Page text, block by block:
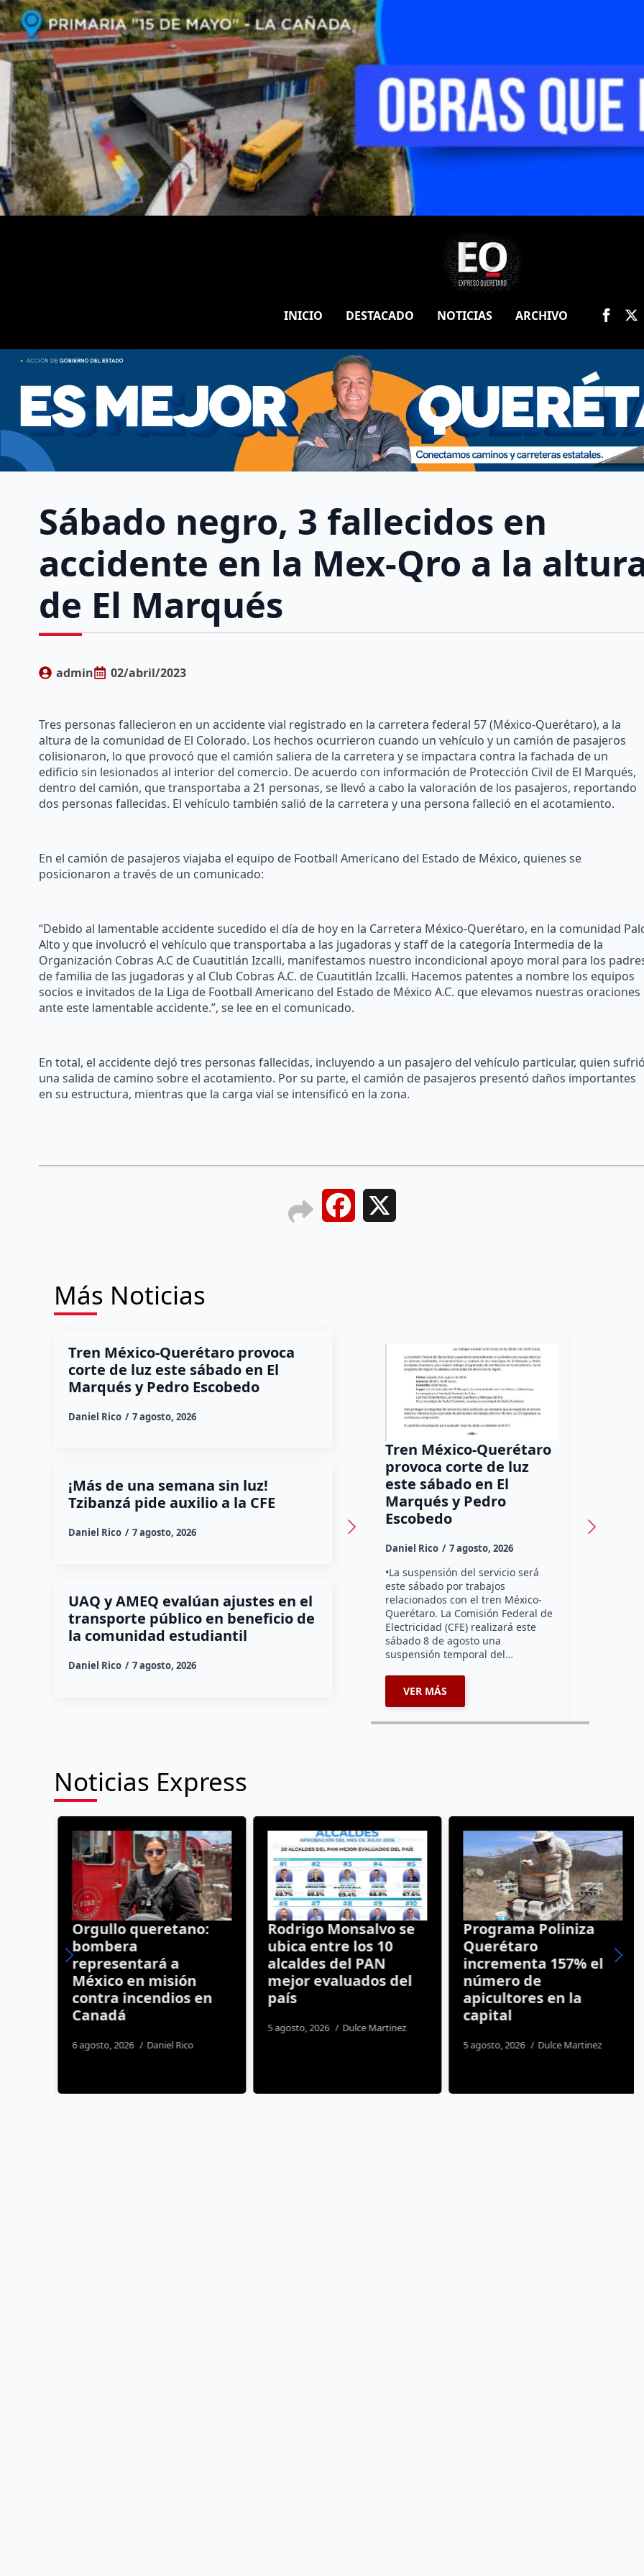
INICIO DESTACADO NOTICIAS ARCHIVO
Sábado negro, 3 fallecidos en
accidente en la Mex-Qro a la
de El Marqués
admin 02/abril/2023
Tres personas fallecieron en un accidente vial registrado en la carretera federal 57 (México-Querétaro), a la
altura de la comunidad de El Colorado. Los hechos ocurrieron cuando un vehículo y un camión de pasajeros
colisionaron, lo que provocó que el camión saliera de la carretera y se impactara contra la fachada de un
edificio sin lesionados al interior del comercio. De acuerdo con información de Protección Civil de El Marqués,
dentro del camión, que transportaba a 21 personas, se llevó a cabo la valoración de los pasajeros, reportando
dos personas fallecidas. El vehículo también salió de la carretera y una persona falleció en el acotamiento.
En el camión de pasajeros viajaba el equipo de Football Americano del Estado de México, quienes se
posicionaron a través de un comunicado:
“Debido al lamentable accidente sucedido el día de hoy en la Carretera México-Querétaro, en la comunidad
Alto y que involucró el vehículo que transportaba a las jugadoras y staff de la categoría Intermedia de la
Organización Cobras A.C de Cuautitlán Izcalli, manifestamos nuestro incondicional apoyo moral para los
de familia de las jugadoras y al Club Cobras A.C. de Cuautitlán Izcalli. Hacemos patentes a nombre los equipos
socios e invitados de la Liga de Football Americano del Estado de México A.C. que elevamos nuestras oraciones
ante este lamentable accidente.”, se lee en el comunicado.
En total, el accidente dejó tres personas fallecidas, incluyendo a un pasajero del vehículo particular, quien
una salida de camino sobre el acotamiento. Por su parte, el camión de pasajeros presentó daños importantes
en su estructura, mientras que la carga vial se intensificó en la zona.
Facebook
Más Noticias
Tren México-Querétaro provoca
corte de luz este sábado en El
Marqués y Pedro Escobedo
Daniel Rico 7 agosto, 2026
¡Más de una semana sin luz!
Tzibanzá pide auxilio a la CFE
Daniel Rico 7 agosto, 2026
UAQ y AMEQ evalúan ajustes en el
transporte público en beneficio de
la comunidad estudiantil
Daniel Rico 7 agosto, 2026
Tren México-Querétaro
provoca corte de luz
este sábado en El
Marqués y Pedro
Escobedo
Daniel Rico 7 agosto, 2026
•La suspensión del servicio será
este sábado por trabajos
relacionados con el tren México-
Querétaro. La Comisión Federal de
Electricidad (CFE) realizará este
sábado 8 de agosto una
suspensión temporal del…
VER MÁS
Habitantes
Noticias Express
Orgullo queretano:
bombera
representará a
México en misión
contra incendios en
Canadá
6 agosto, 2026 Daniel Rico
Rodrigo Monsalvo se
ubica entre los 10
alcaldes del PAN
mejor evaluados del
país
5 agosto, 2026 Dulce Martinez
Programa Poliniza
Querétaro
incrementa 157% el
número de
apicultores en la
capital
5 agosto, 2026 Dulce Martinez